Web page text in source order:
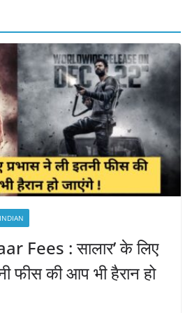
Fees : सालार’ के लिए
फीस की आप भी हैरान हो